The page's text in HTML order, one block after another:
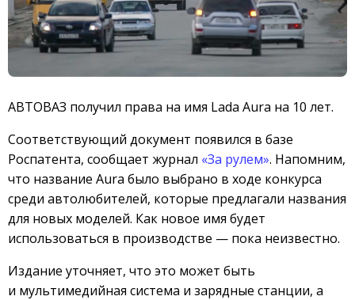
АВТОВАЗ получил права на имя Lada Aura на 10 лет.
Соответствующий документ появился в базе
Роспатента, сообщает журнал «За рулем». Напомним,
что название Aura было выбрано в ходе конкурса
среди автолюбителей, которые предлагали названия
для новых моделей. Как новое имя будет
использоваться в производстве — пока неизвестно.
Издание уточняет, что это может быть
и мультимедийная система и зарядные станции, а